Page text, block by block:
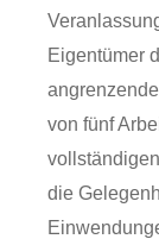
Eigentümer
von fünf
die